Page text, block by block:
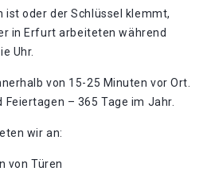
ist oder der Schlüssel klemmt,
in Erfurt arbeiteten während
Uhr.
von 15-25 Minuten vor Ort.
– 365 Tage im Jahr.
wir an:
von Türen